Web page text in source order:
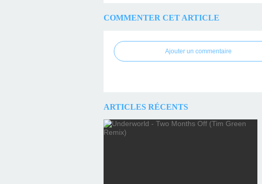
COMMENTER CET ARTICLE
Ajouter un commentaire
ARTICLES RÉCENTS